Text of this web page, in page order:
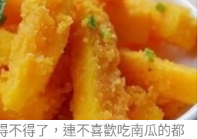
不得了，連不喜歡吃南瓜的都